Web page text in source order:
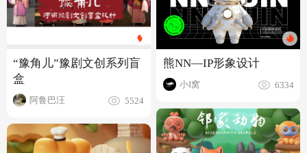
“豫角儿”豫剧文创系列盲
盒
阿鲁巴汪 5524
熊NN—IP形象设计
小I窝 6334